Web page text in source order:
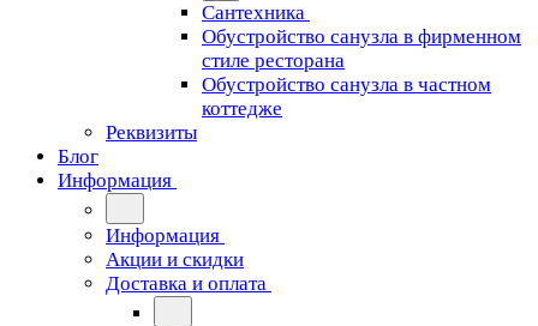
Сантехника
Обустройство санузла в фирменном
стиле ресторана
Обустройство санузла в частном
коттедже
Реквизиты
Блог
Информация
Информация
Акции и скидки
Доставка и оплата